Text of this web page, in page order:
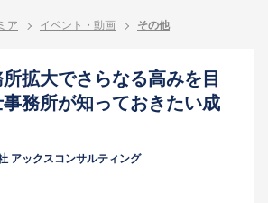
ア イベント・動画 その他
所拡大でさらなる高みを目
務所が知っておきたい成
アックスコンサルティング